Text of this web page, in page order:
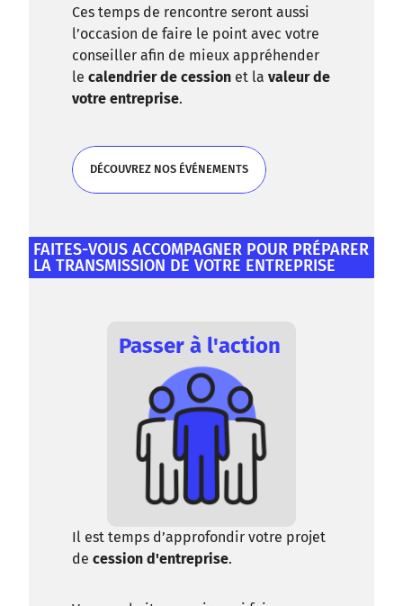
Ces temps de rencontre seront aussi
l’occasion de faire le point avec votre
conseiller afin de mieux appréhender
le calendrier de cession et la valeur de
votre entreprise.
DÉCOUVREZ NOS ÉVÉNEMENTS
FAITES-VOUS ACCOMPAGNER POUR PRÉPARER
LA TRANSMISSION DE VOTRE ENTREPRISE
Passer à l'action
Il est temps d’approfondir votre projet
de cession d'entreprise.